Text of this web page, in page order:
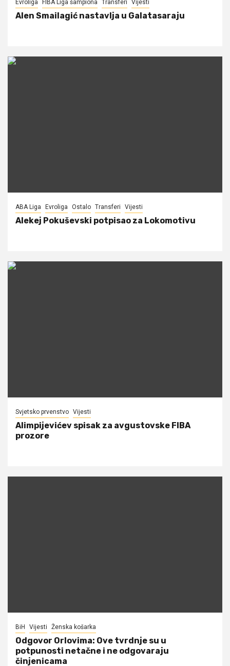
Evroliga FIBA Liga šampiona Transferi Vijesti
Alen Smailagić nastavlja u Galatasaraju
ABA Liga Evroliga Ostalo Transferi Vijesti
Alekej Pokuševski potpisao za Lokomotivu
Svjetsko prvenstvo Vijesti
Alimpijevićev spisak za avgustovske FIBA
prozore
BiH Vijesti Ženska košarka
Odgovor Orlovima: ​Ove tvrdnje su u
potpunosti netačne i ne odgovaraju
činjenicama